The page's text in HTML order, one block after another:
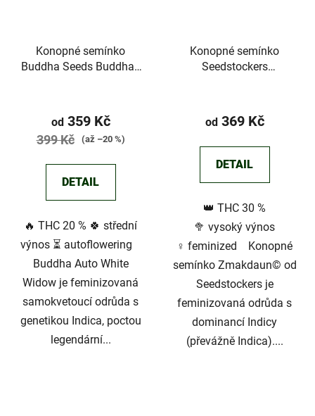
Konopné semínko
Buddha Seeds Buddha's
hodnocení
produktu
z
hvězdiček.
od359 Kč
399 Kč (až –20 %)
DETAIL
🔥 THC 20 % 🍀 střední
výnos ⏳ autoflowering
Buddha Auto White
Widow je feminizovaná
samokvetoucí odrůda s
genetikou Indica, poctou
legendární...
Konopné semínko
Seedstockers
hodnocení
je
4,3
5
hvězdiček.
od369 Kč
DETAIL
👑 THC 30 %
🥦 vysoký výnos
♀️ feminized Konopné
semínko Zmakdaun© od
Seedstockers je
feminizovaná odrůda s
dominancí Indicy
(převážně Indica)....